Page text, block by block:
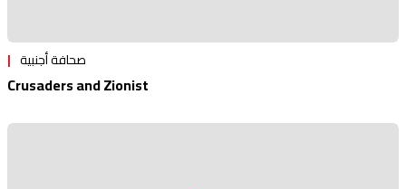
صحافة أجنبية
Crusaders and Zionist